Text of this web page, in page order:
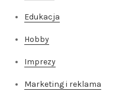
Edukacja
Hobby
Imprezy
Marketing i reklama